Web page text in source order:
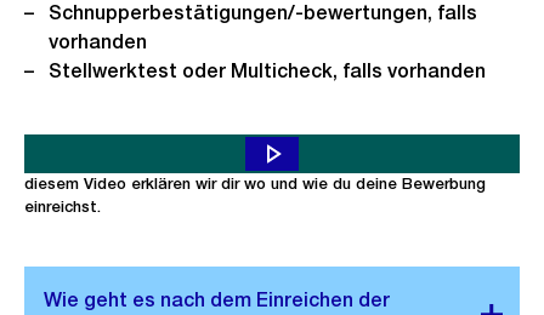
Schnupperbestätigungen/-bewertungen, falls
vorhanden
Stellwerktest oder Multicheck, falls vorhanden
Du möchtest dich auf eine Lehrstelle bei uns bewerben? Toll! In
diesem Video erklären wir dir wo und wie du deine Bewerbung
einreichst.